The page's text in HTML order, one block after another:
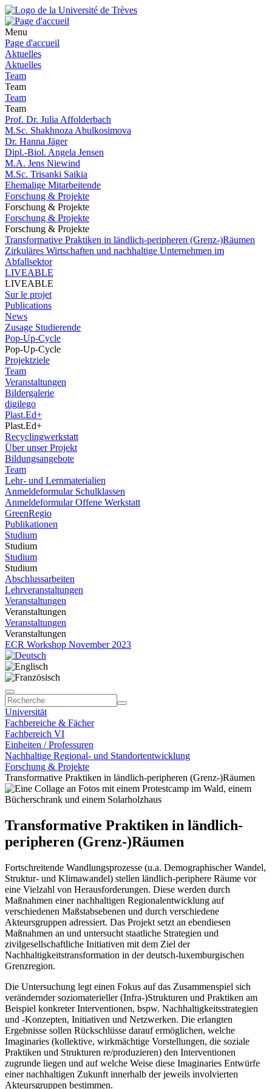
Menu
Page d'accueil
Aktuelles
Aktuelles
Team
Team
Team
Team
Prof. Dr. Julia Affolderbach
M.Sc. Shakhnoza Abulkosimova
Dr. Hanna Jäger
Dipl.-Biol. Angela Jensen
M.A. Jens Niewind
M.Sc. Trisanki Saikia
Ehemalige Mitarbeitende
Forschung & Projekte
Forschung & Projekte
Forschung & Projekte
Forschung & Projekte
Transformative Praktiken in ländlich-peripheren (Grenz-)Räumen
Zirkuläres Wirtschaften und nachhaltige Unternehmen im
Abfallsektor
LIVEABLE
LIVEABLE
Sur le projet
Publications
News
Zusage Studierende
Pop-Up-Cycle
Pop-Up-Cycle
Projektziele
Team
Veranstaltungen
Bildergalerie
digilego
Plast.Ed+
Plast.Ed+
Recyclingwerkstatt
Über unser Projekt
Bildungsangebote
Team
Lehr- und Lernmaterialien
Anmeldeformular Schulklassen
Anmeldeformular Offene Werkstatt
GreenRegio
Publikationen
Studium
Studium
Studium
Studium
Abschlussarbeiten
Lehrveranstaltungen
Veranstaltungen
Veranstaltungen
Veranstaltungen
Veranstaltungen
ECR Workshop November 2023
Universität
Fachbereiche & Fächer
Fachbereich VI
Einheiten / Professuren
Nachhaltige Regional- und Standortentwicklung
Forschung & Projekte
Transformative Praktiken in ländlich-peripheren (Grenz-)Räumen
Transformative Praktiken in ländlich-
peripheren (Grenz-)Räumen
Fortschreitende Wandlungsprozesse (u.a. Demographischer Wandel,
Struktur- und Klimawandel) stellen ländlich-periphere Räume vor
eine Vielzahl von Herausforderungen. Diese werden durch
Maßnahmen einer nachhaltigen Regionalentwicklung auf
verschiedenen Maßstabsebenen und durch verschiedene
Akteursgruppen adressiert. Das Projekt setzt an ebendiesen
Maßnahmen an und untersucht staatliche Strategien und
zivilgesellschaftliche Initiativen mit dem Ziel der
Nachhaltigkeitstransformation in der deutsch-luxemburgischen
Grenzregion.
Die Untersuchung legt einen Fokus auf das Zusammenspiel sich
verändernder soziomaterieller (Infra-)Strukturen und Praktiken am
Beispiel konkreter Interventionen, bspw. Nachhaltigkeitsstrategien
und -Konzepten, Initiativen und Netzwerken. Die erlangten
Ergebnisse sollen Rückschlüsse darauf ermöglichen, welche
Imaginaries (kollektive, wirkmächtige Vorstellungen, die soziale
Praktiken und Strukturen re/produzieren) den Interventionen
zugrunde liegen und auf welche Weise diese Imaginaries Entwürfe
einer nachhaltigen Zukunft innerhalb der jeweils involvierten
Akteursgruppen bestimmen.